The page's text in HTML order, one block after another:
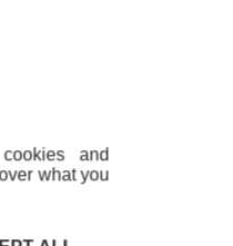
dans leur
and
what you